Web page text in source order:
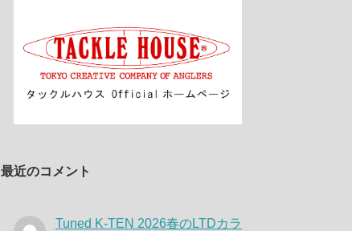
最近のコメント
Tuned K-TEN 2026春のLTDカラ